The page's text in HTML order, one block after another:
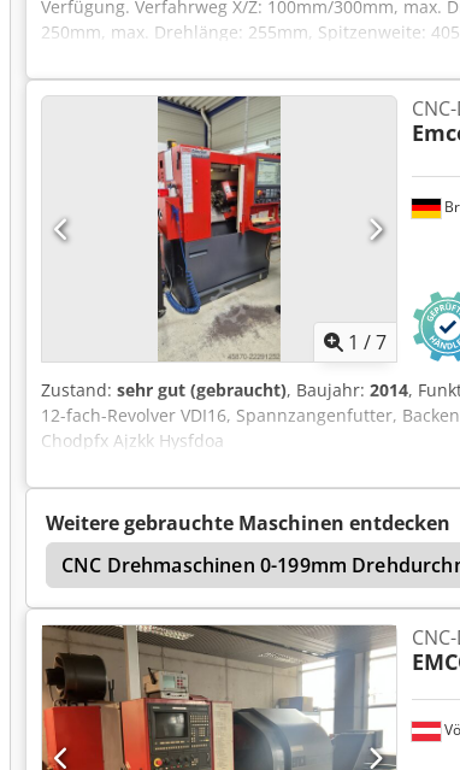
Verfügung. Verfahrweg X/Z: 100mm/300mm, max.
250mm, max. Drehlänge: 255mm, Spitzenweite:
Spindelbohrung: 30mm, Drehzahl: 6300U/min,
15m/min. Maschinendimensionen X/Y/Z: ca.
Siemens Sinumerik 810D, Betriebsstunden: ca.
Stangenlader. Die Spindel wurde im Jahr 2021
vorhanden. Eine Besichtigung vor Ort ist möglich.
1 /7
Zustand: sehr gut (gebraucht), Baujahr: 2014,
12-fach-Revolver VDI16, Spannzangenfutter,
Chodpfx Ajzkk Hysfdoa
Weitere gebrauchte Maschinen entdecken
CNC Drehmaschinen 0-199mm